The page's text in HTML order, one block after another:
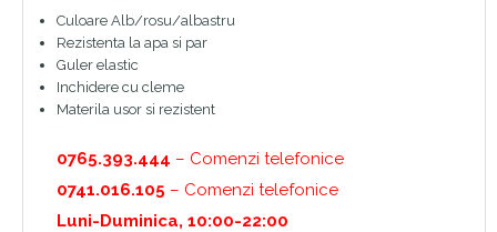
Culoare Alb/rosu/albastru
Rezistenta la apa si par
Guler elastic
Inchidere cu cleme
Materila usor si rezistent
0765.393.444 – Comenzi telefonice
0741.016.105 – Comenzi telefonice
Luni-Duminica, 10:00-22:00